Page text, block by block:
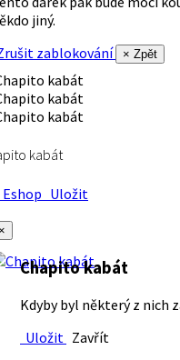
jiný.
zablokování
× Zpět
kabát
Uložit
Chapito kabát
Kdyby byl některý z nich
Uložit Zavřít